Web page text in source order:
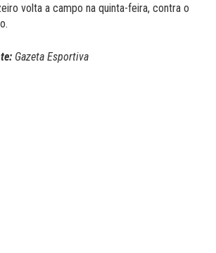
volta a campo na quinta-feira, contra o
Gazeta Esportiva